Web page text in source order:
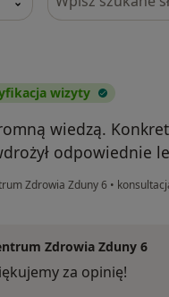
wizyty
wiedzą.
odpowiednie
Zdrowia Zduny 6 •
Zdrowia Zduny 6
za opinię!